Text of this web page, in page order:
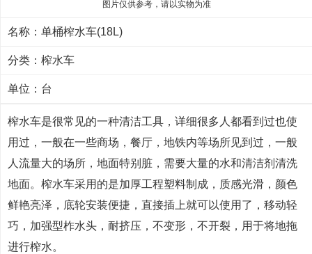
图片仅供参考，请以实物为准
名称：单桶榨水车(18L)
分类： 榨水车
单位：台
榨水车是很常见的一种清洁工具 ，详细很多人都看到过也使
用过，一般在一些商场，餐厅，地铁内等场所见到过，一般
人流量大的场所，地面特别脏，需要大量的水和清洁剂 清洗
地面。榨水车采用的是加厚工程塑料制成，质感光滑，颜色
鲜艳亮泽，底轮安装便捷，直接插上就可以使用了，移动轻
巧，加强型柞水头，耐挤压，不变形，不开裂，用于将地拖
进行榨水。